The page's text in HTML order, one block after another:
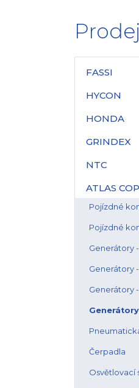
Prodej
FASSI
HYCON
HONDA
GRINDEX
NTC
ATLAS
Pojízdné
Pojízdné
Generátory
Generátory
Generátory
Čerpadla
Osvětlovací